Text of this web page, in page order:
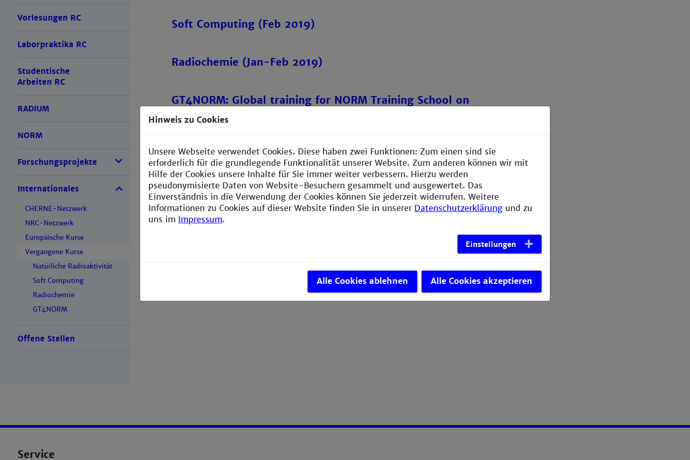
Vorlesungen RC
Laborpraktika RC
Studentische
Arbeiten RC
RADIUM
NORM
Forschungsprojekte
Internationales
CHERNE-Netzwerk
NRC-Netzwerk
Europäische Kurse
Vergangene Kurse
Natürliche Radioaktivität
Soft Computing
Radiochemie
GT4NORM
Offene Stellen
Soft Computing (Feb 2019)
Radiochemie (Jan-Feb 2019)
GT4NORM: Global training for NORM Training School on
Service
Hinweis zu Cookies
Unsere Webseite verwendet Cookies. Diese haben zwei Funktionen: Zum einen sind sie
erforderlich für die grundlegende Funktionalität unserer Website. Zum anderen können wir mit
Hilfe der Cookies unsere Inhalte für Sie immer weiter verbessern. Hierzu werden
pseudonymisierte Daten von Website-Besuchern gesammelt und ausgewertet. Das
Einverständnis in die Verwendung der Cookies können Sie jederzeit widerrufen. Weitere
Informationen zu Cookies auf dieser Website finden Sie in unserer Datenschutzerklärung und zu
uns im Impressum.
Einstellungen
Alle Cookies ablehnen Alle Cookies akzeptieren